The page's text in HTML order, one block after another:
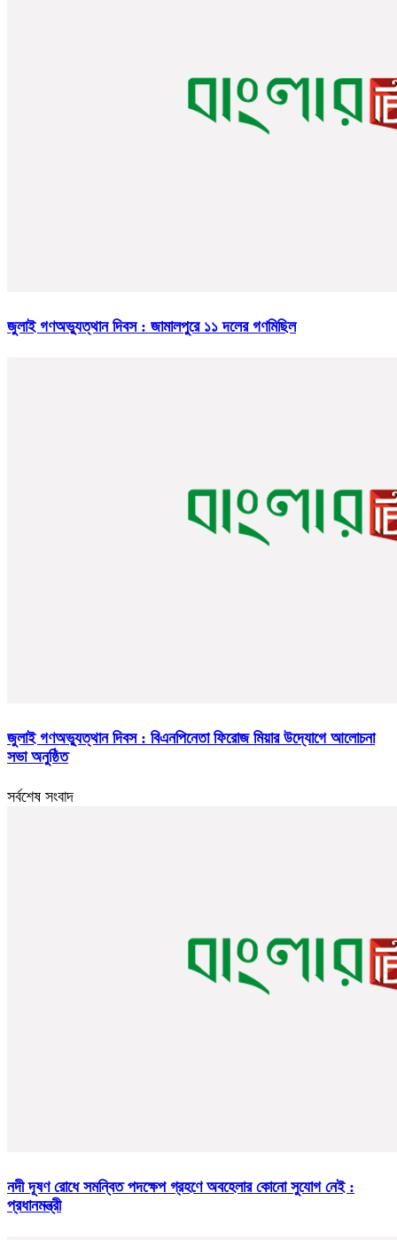
জুলাই গণঅভ্যুত্থান দিবস : জামালপুরে ১১ দলের গণমিছিল
জুলাই গণঅভ্যুত্থান দিবস : বিএনপিনেতা ফিরোজ মিয়ার উদ্যোগে আলোচনা
সভা অনুষ্ঠিত
সর্বশেষ সংবাদ
নদী দূষণ রোধে সমন্বিত পদক্ষেপ গ্রহণে অবহেলার কোনো সুযোগ নেই :
প্রধানমন্ত্রী